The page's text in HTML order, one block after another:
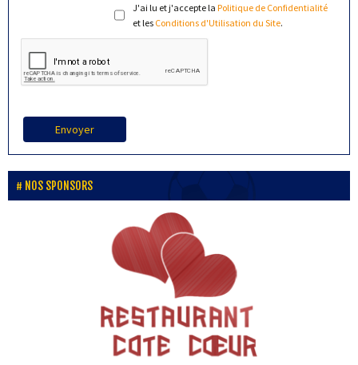
J'ai lu et j'accepte la Politique de Confidentialité
et les Conditions d'Utilisation du Site.
Envoyer
NOS SPONSORS